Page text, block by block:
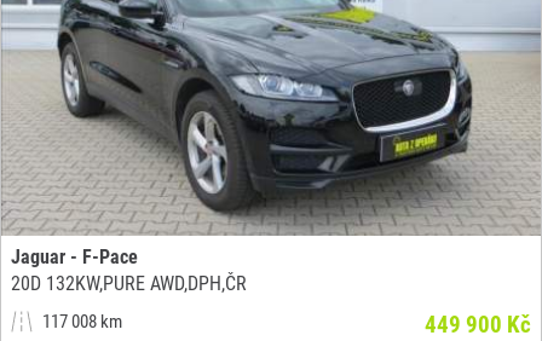
Jaguar - F-Pace
20D 132KW,PURE AWD,DPH,ČR
117 008 km
449 900 Kč